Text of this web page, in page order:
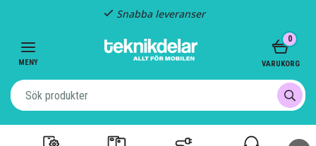
MENY
0
VARUKORG